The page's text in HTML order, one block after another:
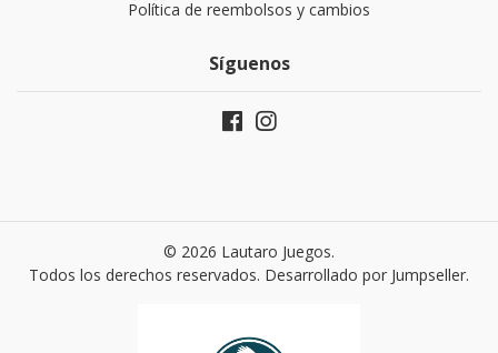
Política de reembolsos y cambios
Síguenos
© 2026 Lautaro Juegos.
Todos los derechos reservados. Desarrollado por Jumpseller.